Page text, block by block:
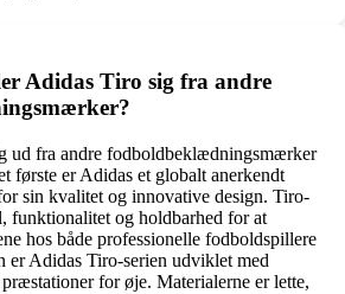
Adidas Tiro sig fra andre
ud fra andre fodboldbeklædningsmærker
første er Adidas et globalt anerkendt
sin kvalitet og innovative design. Tiro-
funktionalitet og holdbarhed for at
hos både professionelle fodboldspillere
er Adidas Tiro-serien udviklet med
for øje. Materialerne er lette,